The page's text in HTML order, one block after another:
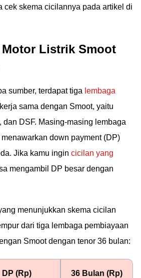
cek skema cicilannya pada artikel di
Listrik Smoot
sumber, terdapat tiga lembaga
sama dengan Smoot, yaitu
dan DSF. Masing-masing lembaga
down payment (DP)
Jika kamu ingin cicilan yang
mengambil DP besar dengan
menunjukkan skema cicilan
dari tiga lembaga pembiayaan
Smoot dengan tenor 36 bulan:
DP (Rp) 36 Bulan (Rp)